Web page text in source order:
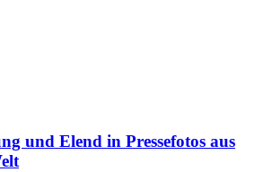
und Elend in Pressefotos aus